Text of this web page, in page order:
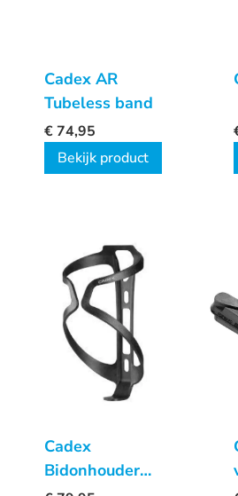
Cadex AR
Tubeless band
€74,95
Bekijk product
Cadex
Bidonhouder